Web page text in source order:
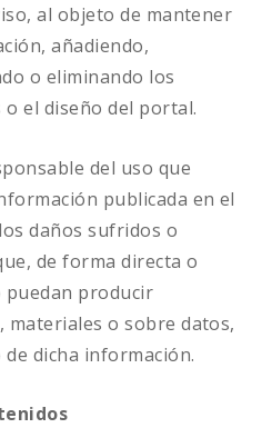
al objeto de mantener
añadiendo,
o eliminando los
el diseño del portal.
del uso que
publicada en el
daños sufridos o
de forma directa o
puedan producir
materiales o sobre datos,
dicha información.